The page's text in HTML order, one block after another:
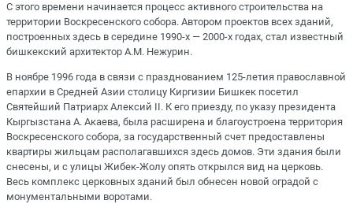
С этого времени начинается процесс активного строительства на
территории Воскресенского собора. Автором проектов всех зданий,
построенных здесь в середине 1990-х ― 2000-х годах, стал известный
бишкекский архитектор А.М. Нежурин.
В ноябре 1996 года в связи с празднованием 125-летия православной
епархии в Средней Азии столицу Киргизии Бишкек посетил
Святейший Патриарх Алексий II. К его приезду, по указу президента
Кыргызстана А. Акаева, была расширена и благоустроена территория
Воскресенского собора, за государственный счет предоставлены
квартиры жильцам располагавшихся здесь домов. Эти здания были
снесены, и с улицы Жибек-Жолу опять открылся вид на церковь.
Весь комплекс церковных зданий был обнесен новой оградой с
монументальными воротами.